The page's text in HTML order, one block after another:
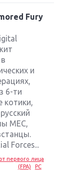
Fury
и
6-ти
котики,
MEC,
Forces...
первого лица
(FPA)
PC